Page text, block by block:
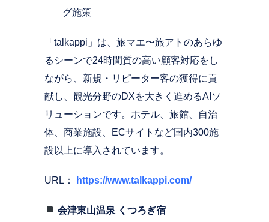
グ施策
「talkappi」は、旅マエ〜旅アトのあらゆ
るシーンで24時間質の高い顧客対応をし
ながら、新規・リピーター客の獲得に貢
献し、観光分野のDXを大きく進めるAIソ
リューションです。ホテル、旅館、自治
体、商業施設、ECサイトなど国内300施
設以上に導入されています。
URL： https://www.talkappi.com/
会津東山温泉 くつろぎ宿